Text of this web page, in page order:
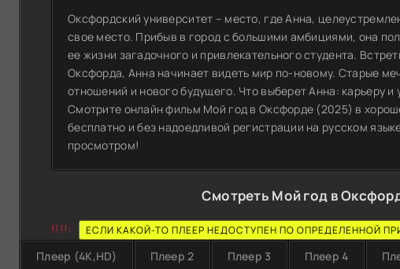
Оксфордский университет – место, где Анна,
свое место. Прибыв в город с большими амбициями, она
ее жизни загадочного и привлекательного студента.
Оксфорда, Анна начинает видеть мир по-новому. Старые
отношений и нового будущего. Что выберет Анна: карьеру
Смотрите онлайн фильм Мой год в Оксфорде (2025) в
бесплатно и без надоедливой регистрации на русском
просмотром!
Смотреть Мой год в
!!!!: ЕСЛИ КАКОЙ-ТО ПЛЕЕР НЕДОСТУПЕН ПО ОПРЕДЕЛЕННОЙ
Плеер (4K,HD) Плеер 2 Плеер 3 Плеер 4